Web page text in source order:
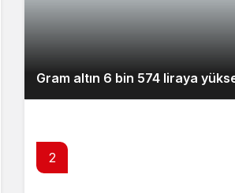
Gram altın 6 bin 574 liraya
2